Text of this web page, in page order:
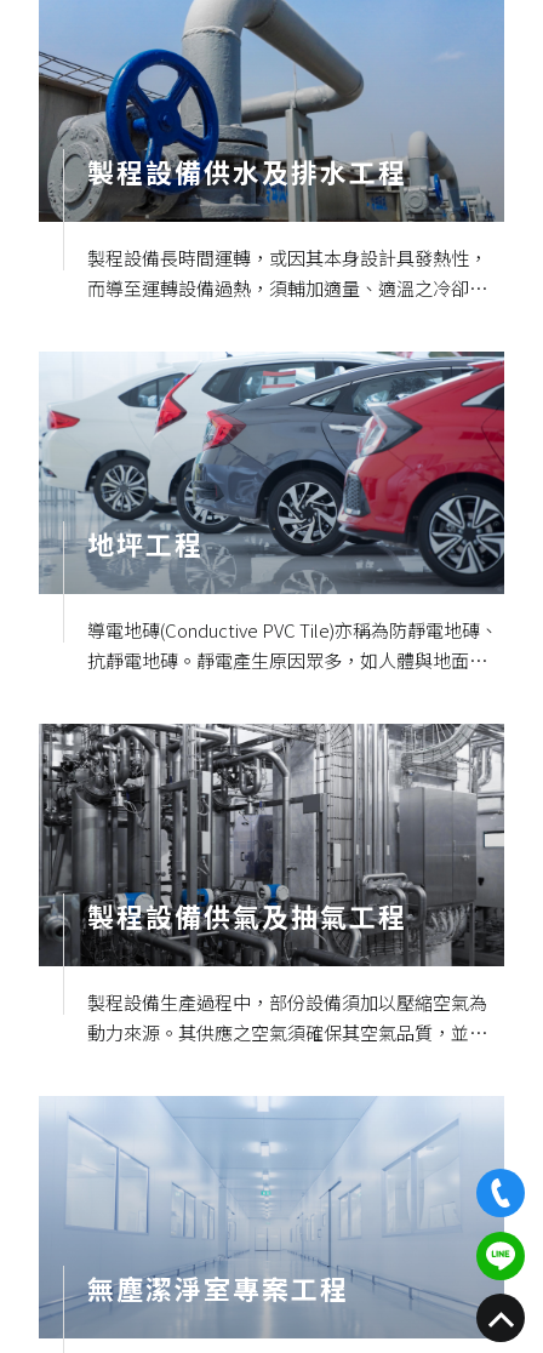
製程設備供水及排水工程
製程設備長時間運轉，或因其本身設計具發熱性，
而導至運轉設備過熱，須輔加適量、適溫之冷卻
地坪工程
導電地磚(Conductive PVC Tile)亦稱為防靜電地磚、
抗靜電地磚。靜電產生原因眾多，如人體與地面接
製程設備供氣及抽氣工程
製程設備生產過程中，部份設備須加以壓縮空氣為
動力來源。其供應之空氣須確保其空氣品質，並確
無塵潔淨室專案工程